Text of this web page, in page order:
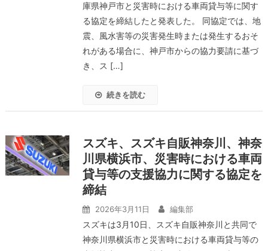
庫県神戸市と災害時における車両貸与等に関す
る協定を締結したと発表した。 同協定では、地
震、風水害等の災害発生時または発生するおそ
れがある場合に、神戸市からの協力要請に基づ
き、ス […]
続きを読む
スズキ、スズキ自販神奈川、神奈
川県横浜市、災害時における車両
貸与等の支援協力に関する協定を
締結
2026年3月11日 編集部
スズキは3月10日、スズキ自販神奈川と共同で
神奈川県横浜市と災害時における車両貸与等の